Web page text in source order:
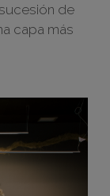
de
capa más